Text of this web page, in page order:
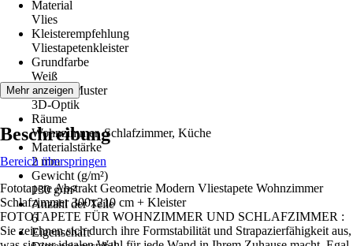
Material
Vlies
Kleisterempfehlung
Vliestapetenkleister
Grundfarbe
Weiß
Dekor / Muster
3D-Optik
Räume
Wohnzimmer, Schlafzimmer, Küche
Materialstärke
2 mm
Gewicht (g/m²)
130 g/m²
Anzahl der Teile
6
Eigenschaft
Mehr anzeigen
Beschreibung
Bereich überspringen
Fototapete Abstrakt Geometrie Modern Vliestapete Wohnzimmer
Schlafzimmer 300x210 cm + Kleister
FOTOTAPETE FÜR WOHNZIMMER UND SCHLAFZIMMER :
Sie zeichnen sich durch ihre Formstabilität und Strapazierfähigkeit aus,